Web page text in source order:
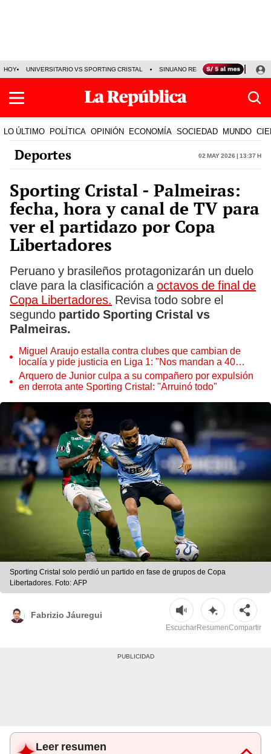
HOY UNIVERSITARIO VS SPORTING CRISTAL SINUANO RESULTADOS HOY
LO ÚLTIMO POLÍTICA OPINIÓN ECONOMÍA SOCIEDAD MUNDO
Deportes 02 May 2026 | 13:37 h
Sporting Cristal - Palmeiras:
fecha, hora y canal de TV para
ver el partidazo por Copa
Libertadores
Peruano y brasileños protagonizarán un duelo
clave para la clasificación a octavos de final de
Copa Libertadores. Revisa todo sobre el
segundo partido Sporting Cristal vs
Palmeiras.
Miguel Araujo estalla contra clubes que cambian de
localía y pide justicia en Liga 1: "Nos mandan a 40
grados y otros juegan en Trujillo"
Arquero de Junior culpa a su compañero por expulsión
en derrota ante Sporting Cristal: "Arruinó todo"
Sporting Cristal solo perdió un partido en fase de grupos de Copa
Libertadores. Foto: AFP
Fabrizio Jáuregui
EscucharResumenCompartir
Leer resumen